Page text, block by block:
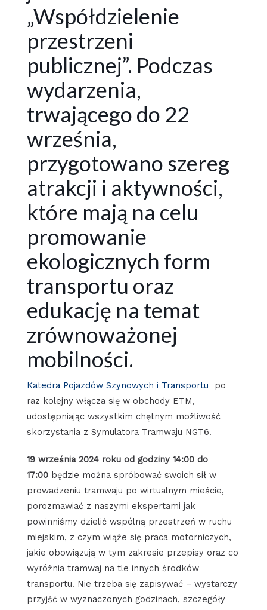
„Współdzielenie
przestrzeni
publicznej”. Podczas
wydarzenia,
trwającego do 22
września,
przygotowano szereg
atrakcji i aktywności,
które mają na celu
promowanie
ekologicznych form
transportu oraz
edukację na temat
zrównoważonej
mobilności.
Katedra Pojazdów Szynowych i Transportu po
raz kolejny włącza się w obchody ETM,
udostępniając wszystkim chętnym możliwość
skorzystania z Symulatora Tramwaju NGT6.
19 września 2024 roku od godziny 14:00 do
17:00będzie można spróbować swoich sił w
prowadzeniu tramwaju po wirtualnym mieście,
porozmawiać z naszymi ekspertami jak
powinniśmy dzielić wspólną przestrzeń w ruchu
miejskim, z czym wiąże się praca motorniczych,
jakie obowiązują w tym zakresie przepisy oraz co
wyróżnia tramwaj na tle innych środków
transportu. Nie trzeba się zapisywać – wystarczy
przyjść w wyznaczonych godzinach, szczegóły